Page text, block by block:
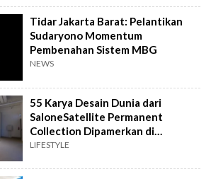
Tidar Jakarta Barat: Pelantikan
Sudaryono Momentum
Pembenahan Sistem MBG
NEWS
55 Karya Desain Dunia dari
SaloneSatellite Permanent
Collection Dipamerkan di
Indonesia
LIFESTYLE